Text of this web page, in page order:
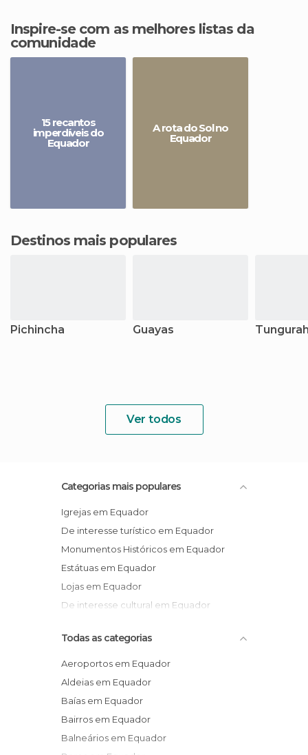
Inspire-se com as melhores listas da
comunidade
15 recantos
imperdíveis do
Equador
A rota do Sol no
Equador
Destinos mais populares
Pichincha Guayas
Ver todos
Categorias mais populares
Igrejas em Equador
De interesse turístico em Equador
Monumentos Históricos em Equador
Estátuas em Equador
Lojas em Equador
De interesse cultural em Equador
Todas as categorias
Aeroportos em Equador
Aldeias em Equador
Baías em Equador
Bairros em Equador
Balneários em Equador